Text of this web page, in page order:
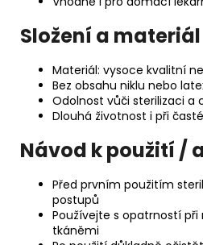
Složení a materiál
Materiál: vysoce kvalitní
Bez obsahu niklu nebo
Odolnost vůči sterilizaci
Dlouhá životnost i při
Návod k použití /
Před prvním použitím
postupů
Používejte s opatrností
tkáněmi